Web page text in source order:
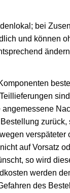
bei
und können
verspäteter
auf Vorsatz
so wird
werden
des